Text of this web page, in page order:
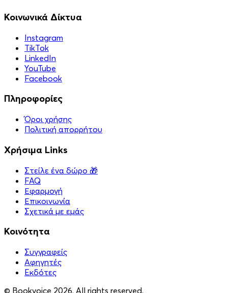
Κοινωνικά Δίκτυα
Instagram
TikTok
LinkedIn
YouTube
Facebook
Πληροφορίες
Όροι χρήσης
Πολιτική απορρήτου
Χρήσιμα Links
Στείλε ένα δώρο 🎁
FAQ
Εφαρμογή
Επικοινωνία
Σχετικά με εμάς
Κοινότητα
Συγγραφείς
Αφηγητές
Eκδότες
© Bookvoice 2026. All rights reserved.